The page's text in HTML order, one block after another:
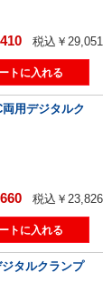
税込￥29,051
両用デジタルク
税込￥23,826
ジタルクランプ